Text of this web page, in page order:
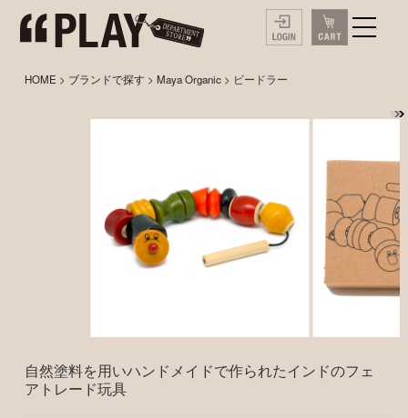
HOME > ブランドで探す >Maya Organic > ビードラー
自然塗料を用いハンドメイドで作られたインドのフェ
アトレード玩具